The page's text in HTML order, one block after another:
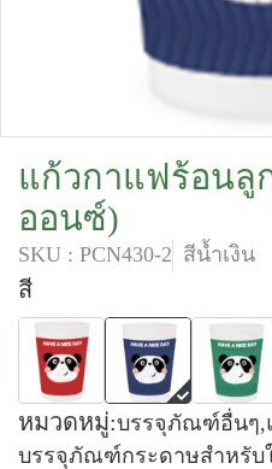
แก้วกาแฟร้อนลู
ออนซ์)
SKU : PCN430-2 สีน้ำเงิน
สี
หมวดหมู่:บรรจุภัณฑ์อื่นๆ,
บรรจุภัณฑ์กระดาษสำหรับ